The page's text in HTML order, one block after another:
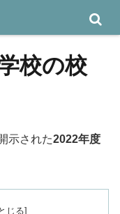
校の校
示された2022年度